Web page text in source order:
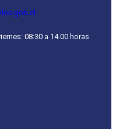
08:30 a 14.00 horas